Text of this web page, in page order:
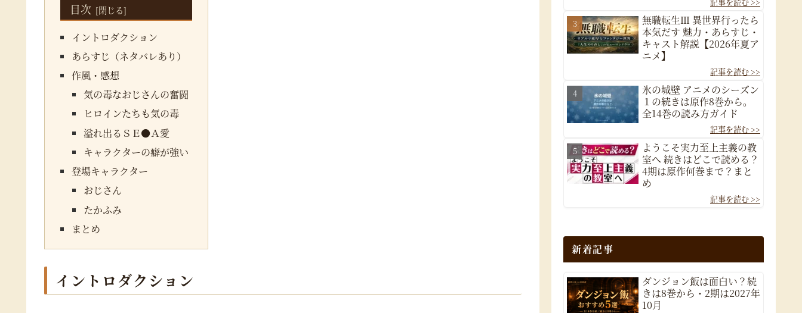
目次
イントロダクション
あらすじ（ネタバレあり）
作風・感想
気の毒なおじさんの奮闘
ヒロインたちも気の毒
溢れ出るＳＥ●Ａ愛
キャラクターの癖が強い
登場キャラクター
おじさん
たかふみ
まとめ
イントロダクション
無職転生Ⅲ 異世界行ったら
本気だす 魅力・あらすじ・
キャスト解説【2026年夏ア
ニメ】
氷の城壁 アニメのシーズン
１の続きは原作8巻から。
全14巻の読み方ガイド
ようこそ実力至上主義の教
室へ 続きはどこで読める？
4期は原作何巻まで？まと
め
新着記事
ダンジョン飯は面白い？続
きは8巻から・2期は2027年
10月